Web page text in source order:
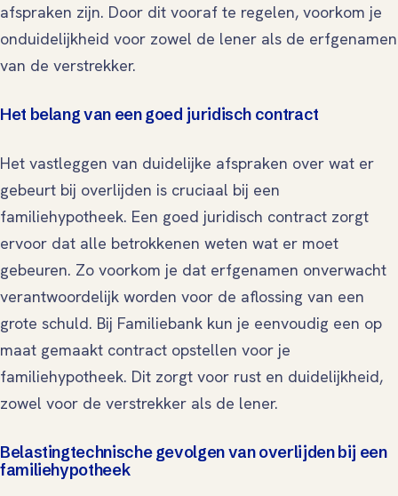
afspraken zijn. Door dit vooraf te regelen, voorkom je
onduidelijkheid voor zowel de lener als de erfgenamen
van de verstrekker.
Het belang van een goed juridisch contract
Het vastleggen van duidelijke afspraken over wat er
gebeurt bij overlijden is cruciaal bij een
familiehypotheek. Een goed juridisch contract zorgt
ervoor dat alle betrokkenen weten wat er moet
gebeuren. Zo voorkom je dat erfgenamen onverwacht
verantwoordelijk worden voor de aflossing van een
grote schuld. Bij Familiebank kun je eenvoudig een op
maat gemaakt contract opstellen voor je
familiehypotheek. Dit zorgt voor rust en duidelijkheid,
zowel voor de verstrekker als de lener.
Belastingtechnische gevolgen van overlijden bij een
familiehypotheek